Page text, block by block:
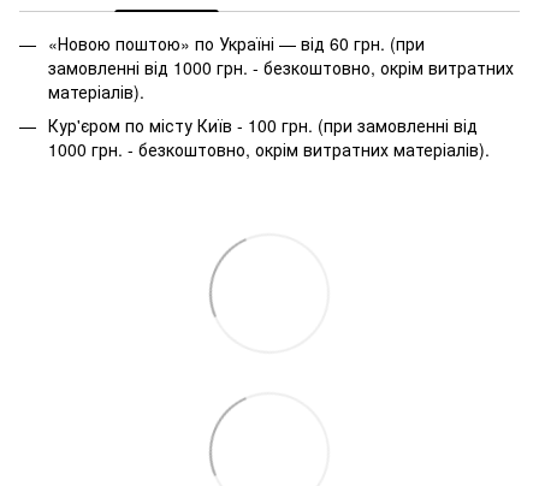
«Новою поштою» по Україні — від 60 грн. (при
замовленні від 1000 грн. - безкоштовно, окрім витратних
матеріалів).
Кур'єром по місту Київ - 100 грн. (при замовленні від
1000 грн. - безкоштовно, окрім витратних матеріалів).